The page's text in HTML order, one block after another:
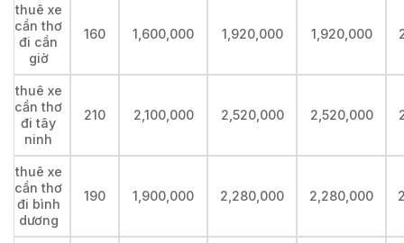
thuê xe
cần thơ
đi cần
giờ
160 1,600,000 1,920,000 1,920,000
thuê xe
cần thơ
đi tây
ninh
210 2,100,000 2,520,000 2,520,000
thuê xe
cần thơ
đi bình
dương
190 1,900,000 2,280,000 2,280,000